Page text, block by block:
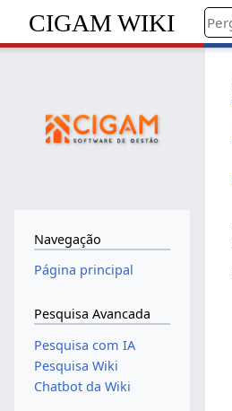
CIGAM WIKI
Navegação
Página principal
Pesquisa Avancada
Pesquisa com IA
Pesquisa Wiki
Chatbot da Wiki